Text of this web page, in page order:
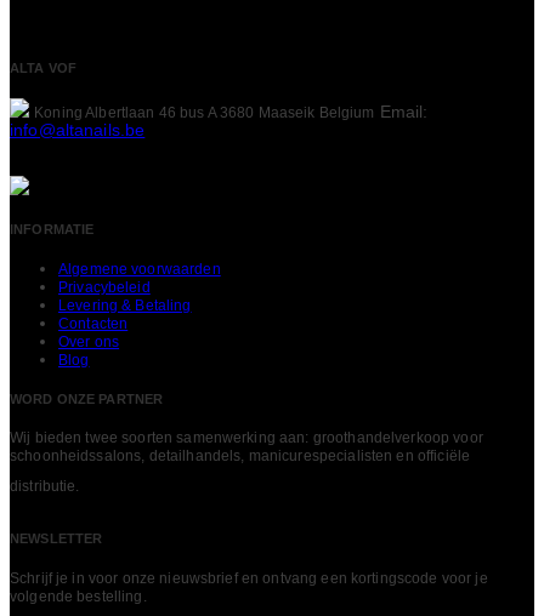
ALTA VOF
Koning Albertlaan 46 bus A 3680 Maaseik Belgium Email:
info@altanails.be
INFORMATIE
Algemene voorwaarden
Privacybeleid
Levering & Betaling
Contacten
Over ons
Blog
WORD ONZE PARTNER
Wij bieden twee soorten samenwerking aan: groothandelverkoop voor
schoonheidssalons, detailhandels, manicurespecialisten en officiële
distributie.
NEWSLETTER
Schrijf je in voor onze nieuwsbrief en ontvang een kortingscode voor je
volgende bestelling.​